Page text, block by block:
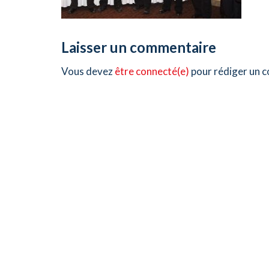
Laisser un commentaire
Vous devezêtre connecté(e) pour rédiger un